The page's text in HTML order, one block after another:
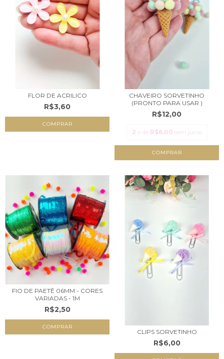
FLOR DE ACRILICO
R$3,60
COMPRAR
CHAVEIRO SORVETINHO
(PRONTO PARA USAR )
R$12,00
2 x de R$6,00 sem juros
COMPRAR
FIO DE PAETÊ 06MM - CORES
VARIADAS - 1M
R$2,50
COMPRAR
CLIPS SORVETINHO
R$6,00